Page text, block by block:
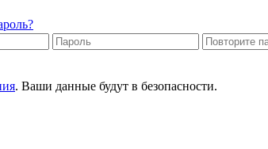
. Ваши данные будут в безопасности.